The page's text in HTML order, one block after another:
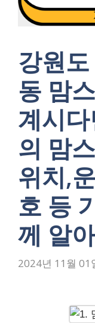
강원
동 맘
계시
의 맘
위치,
호 등
께 알
2024년 11월 01